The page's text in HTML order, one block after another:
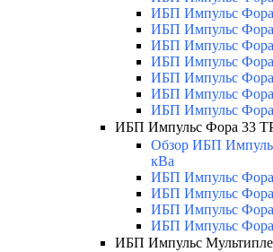
ИБП Импульс
ИБП Импульс
ИБП Импульс
ИБП Импульс
ИБП Импульс
ИБП Импульс
ИБП Импульс
ИБП Импульс Фора 33
Обзор ИБП
кВа
ИБП Импульс
ИБП Импульс
ИБП Импульс
ИБП Импульс
ИБП Импульс